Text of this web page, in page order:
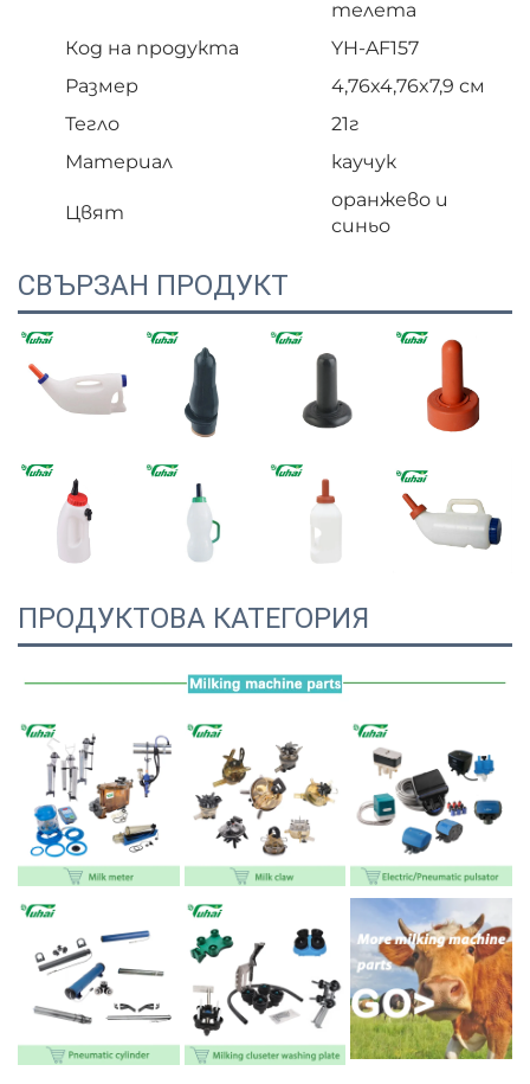
телета
Код на продукта
YH-AF157
Размер
4,76x4,76x7,9 см
Тегло
21г
Материал
каучук
Цвят
оранжево и
синьо
СВЪРЗАН ПРОДУКТ
ПРОДУКТОВА КАТЕГОРИЯ